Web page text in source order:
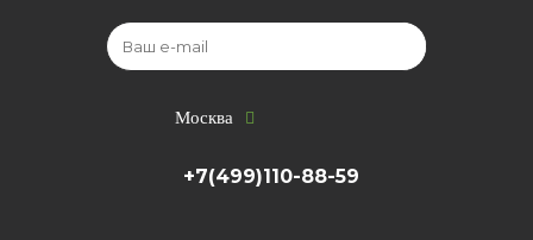
Москва
+7(499)110-88-59